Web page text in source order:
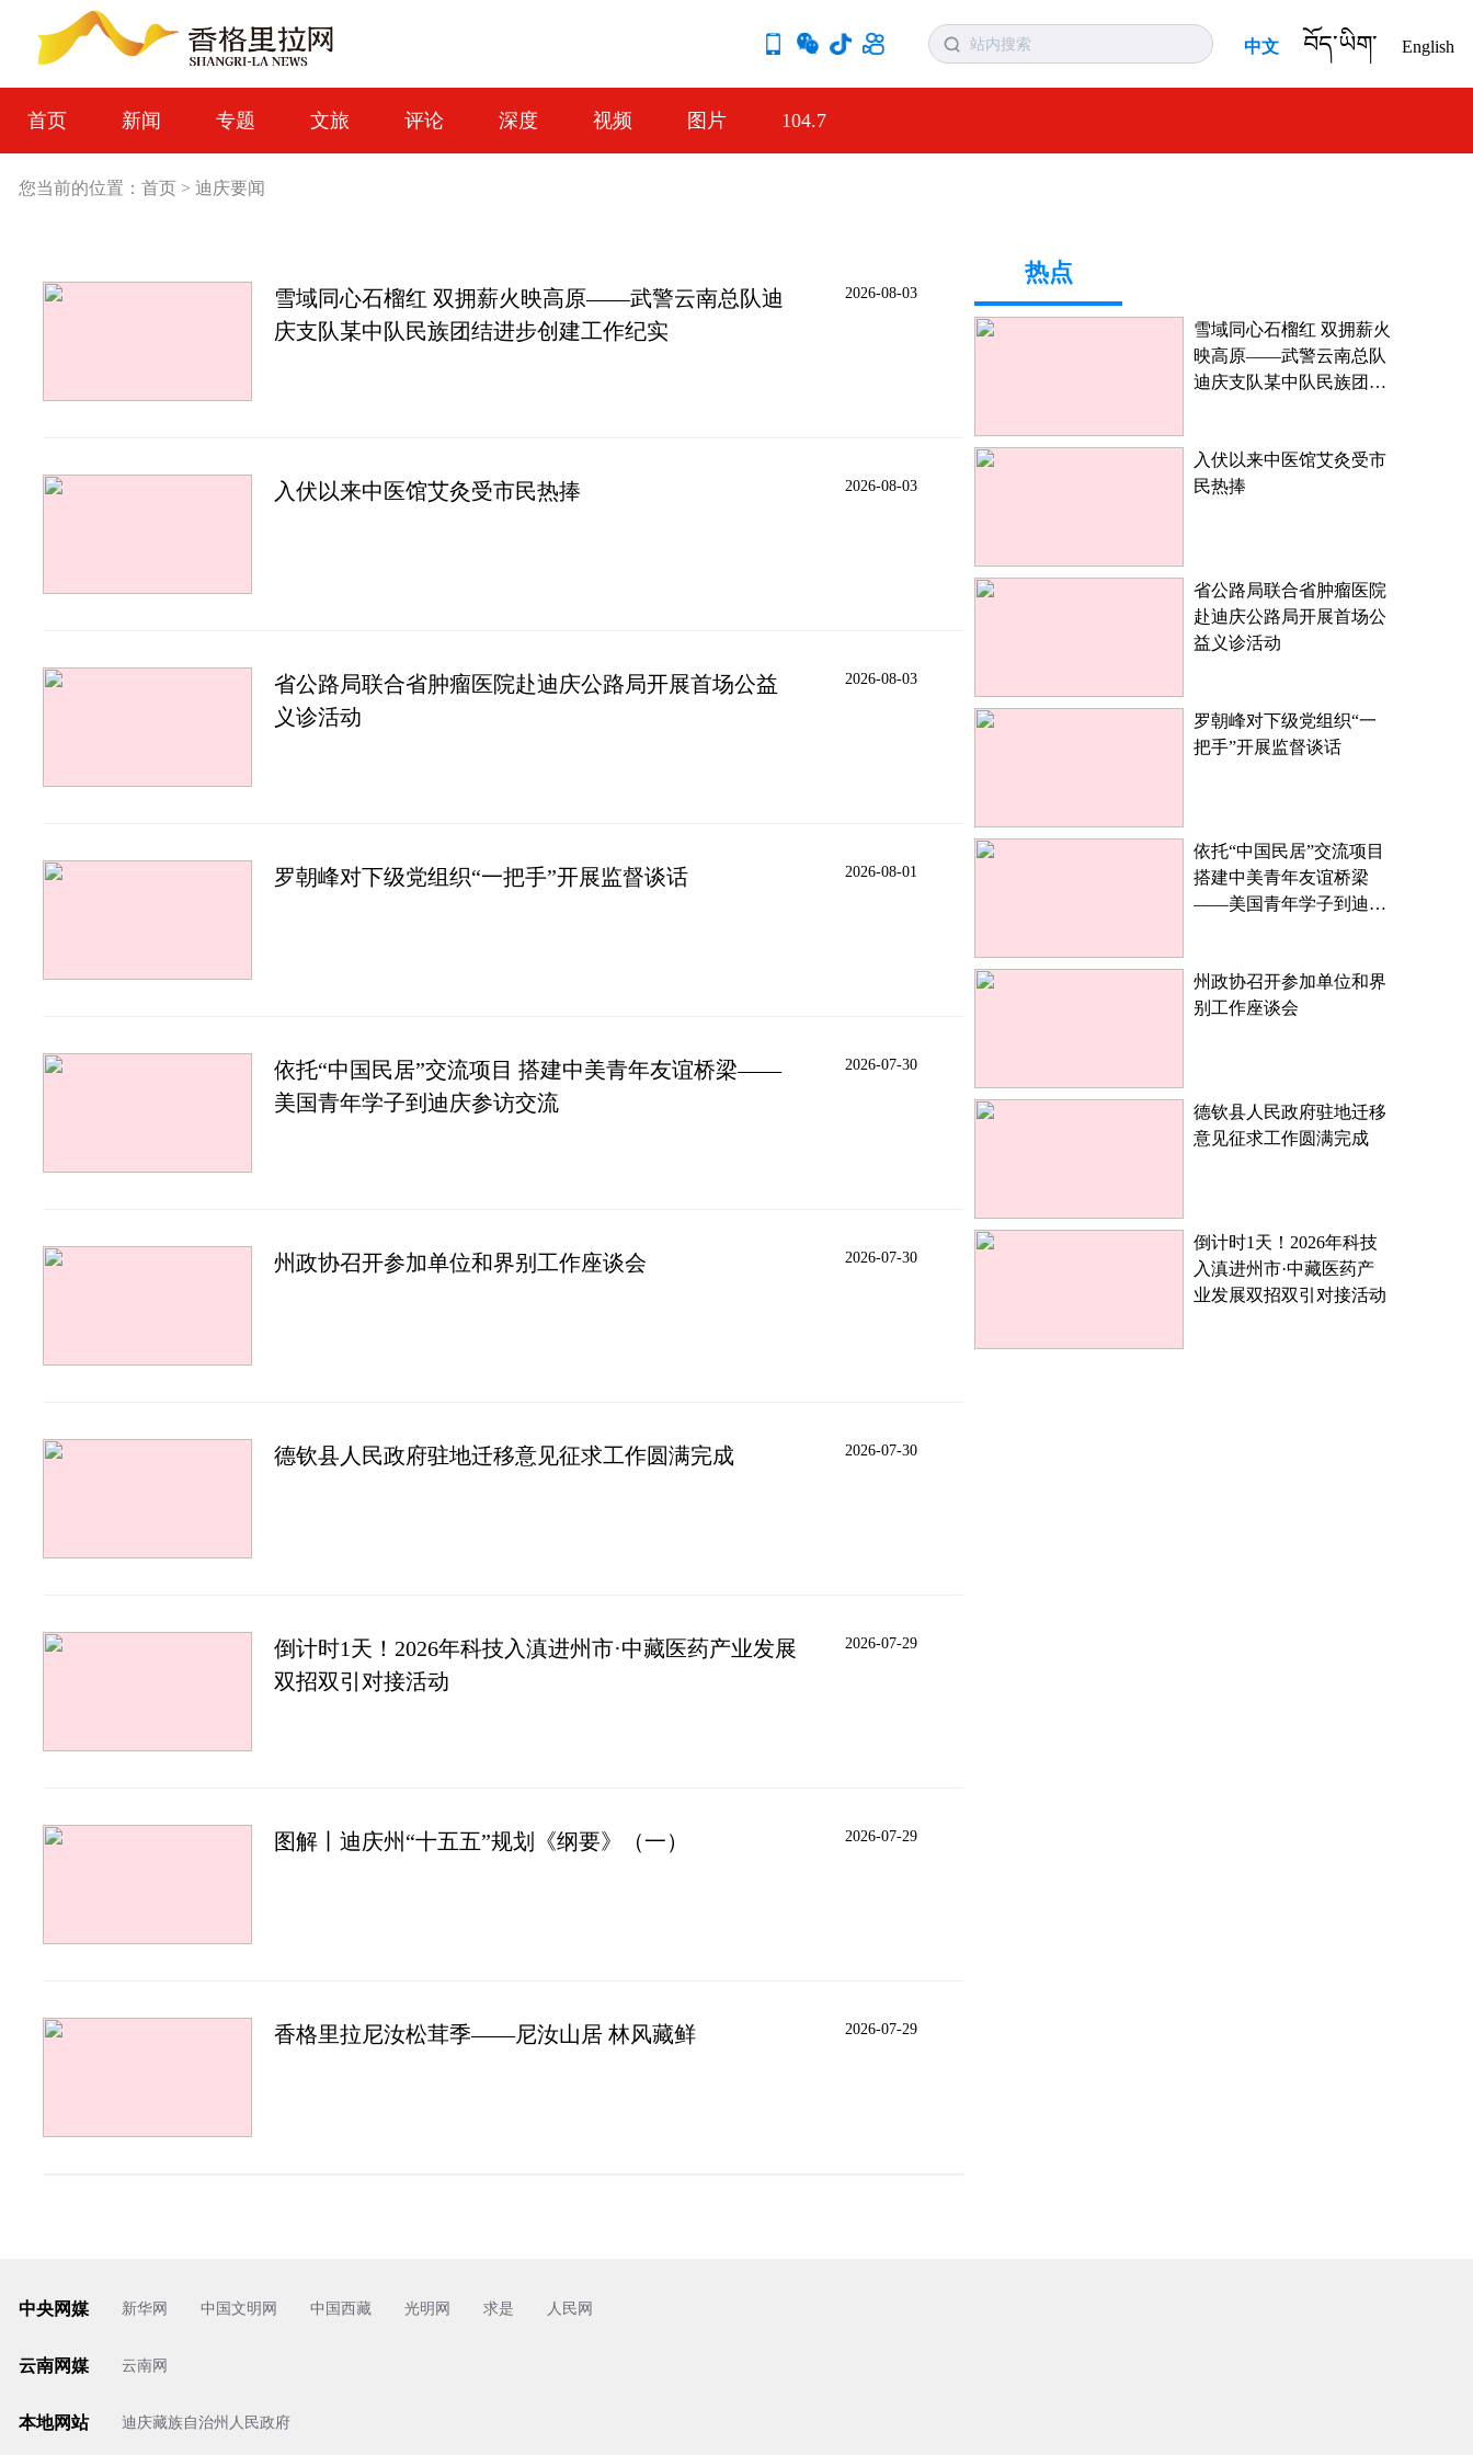
中文 བོད་ཡིག་ English
首页 新闻 专题 文旅 评论 深度 视频 图片 104.7
您当前的位置： 首页 > 迪庆要闻
雪域同心石榴红 双拥薪火映高原——武警云南总队迪
庆支队某中队民族团结进步创建工作纪实
2026-08-03
入伏以来中医馆艾灸受市民热捧 2026-08-03
省公路局联合省肿瘤医院赴迪庆公路局开展首场公益
义诊活动
2026-08-03
罗朝峰对下级党组织“一把手”开展监督谈话 2026-08-01
依托“中国民居”交流项目 搭建中美青年友谊桥梁——
美国青年学子到迪庆参访交流
2026-07-30
州政协召开参加单位和界别工作座谈会 2026-07-30
德钦县人民政府驻地迁移意见征求工作圆满完成 2026-07-30
倒计时1天！2026年科技入滇进州市·中藏医药产业发展
双招双引对接活动
2026-07-29
图解丨迪庆州“十五五”规划《纲要》（一） 2026-07-29
香格里拉尼汝松茸季——尼汝山居 林风藏鲜 2026-07-29
热点
雪域同心石榴红 双拥薪火
映高原——武警云南总队
迪庆支队某中队民族团结
入伏以来中医馆艾灸受市
民热捧
省公路局联合省肿瘤医院
赴迪庆公路局开展首场公
益义诊活动
罗朝峰对下级党组织“一
把手”开展监督谈话
依托“中国民居”交流项目
搭建中美青年友谊桥梁
——美国青年学子到迪庆
州政协召开参加单位和界
别工作座谈会
德钦县人民政府驻地迁移
意见征求工作圆满完成
倒计时1天！2026年科技
入滇进州市·中藏医药产
业发展双招双引对接活动
中央网媒 新华网 中国文明网 中国西藏 光明网 求是 人民网
云南网媒 云南网
本地网站 迪庆藏族自治州人民政府